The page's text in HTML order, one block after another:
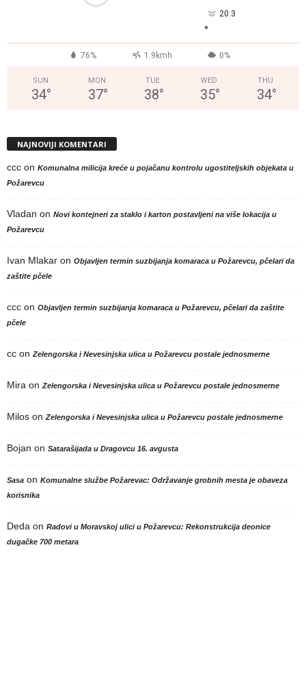
20.3
°
76% 1.9kmh 0%
SUN
34°
MON
37°
TUE
38°
WED
35°
THU
34°
NAJNOVIJI KOMENTARI
ccc on Komunalna milicija kreće u pojačanu kontrolu ugostiteljskih objekata u
Požarevcu
Vladan on Novi kontejneri za staklo i karton postavljeni na više lokacija u
Požarevcu
Ivan Mlakar on Objavljen termin suzbijanja komaraca u Požarevcu, pčelari da
zaštite pčele
ccc on Objavljen termin suzbijanja komaraca u Požarevcu, pčelari da zaštite
pčele
cc on Zelengorska i Nevesinjska ulica u Požarevcu postale jednosmerne
Mira on Zelengorska i Nevesinjska ulica u Požarevcu postale jednosmerne
Milos on Zelengorska i Nevesinjska ulica u Požarevcu postale jednosmerne
Bojan on Satarašijada u Dragovcu 16. avgusta
Sasa on Komunalne službe Požarevac: Održavanje grobnih mesta je obaveza
korisnika
Deda on Radovi u Moravskoj ulici u Požarevcu: Rekonstrukcija deonice
dugačke 700 metara